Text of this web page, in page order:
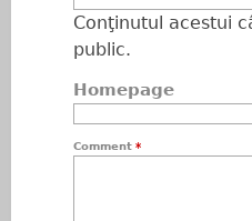
Conţinutul acestui
public.
Homepage
Comment *